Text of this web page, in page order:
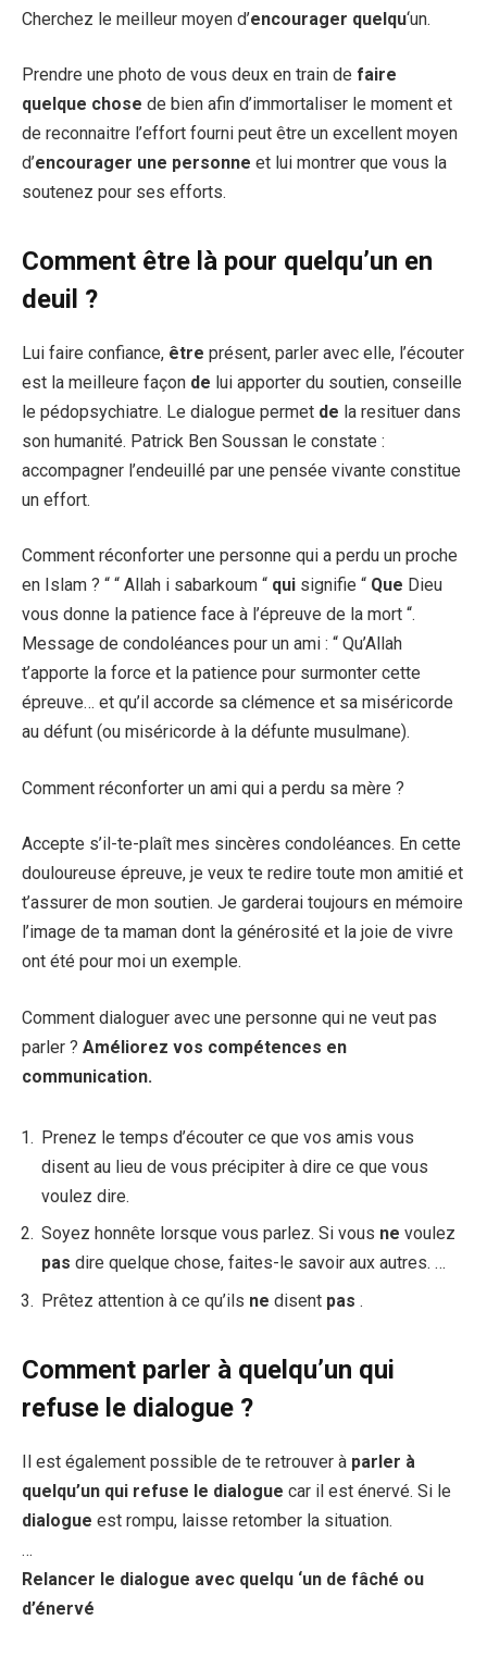
Cherchez le meilleur moyen d’encourager quelqu‘un.
Prendre une photo de vous deux en train de faire
quelque chose de bien afin d’immortaliser le moment et
de reconnaitre l’effort fourni peut être un excellent moyen
d’encourager une personne et lui montrer que vous la
soutenez pour ses efforts.
Comment être là pour quelqu’un en
deuil ?
Lui faire confiance, être présent, parler avec elle, l’écouter
est la meilleure façon de lui apporter du soutien, conseille
le pédopsychiatre. Le dialogue permet de la resituer dans
son humanité. Patrick Ben Soussan le constate :
accompagner l’endeuillé par une pensée vivante constitue
un effort.
Comment réconforter une personne qui a perdu un proche
en Islam ? “ “ Allah i sabarkoum “ qui signifie “ Que Dieu
vous donne la patience face à l’épreuve de la mort “.
Message de condoléances pour un ami : “ Qu’Allah
t’apporte la force et la patience pour surmonter cette
épreuve… et qu’il accorde sa clémence et sa miséricorde
au défunt (ou miséricorde à la défunte musulmane).
Comment réconforter un ami qui a perdu sa mère ?
Accepte s’il-te-plaît mes sincères condoléances. En cette
douloureuse épreuve, je veux te redire toute mon amitié et
t’assurer de mon soutien. Je garderai toujours en mémoire
l’image de ta maman dont la générosité et la joie de vivre
ont été pour moi un exemple.
Comment dialoguer avec une personne qui ne veut pas
parler ? Améliorez vos compétences en
communication.
Prenez le temps d’écouter ce que vos amis vous
disent au lieu de vous précipiter à dire ce que vous
voulez dire.
Soyez honnête lorsque vous parlez. Si vous ne voulez
pas dire quelque chose, faites-le savoir aux autres. …
Prêtez attention à ce qu’ils ne disent pas .
Comment parler à quelqu’un qui
refuse le dialogue ?
Il est également possible de te retrouver à parler à
quelqu’un qui refuse le dialogue car il est énervé. Si le
dialogue est rompu, laisse retomber la situation.
…
Relancer le dialogue avec quelqu ‘un de fâché ou
d’énervé